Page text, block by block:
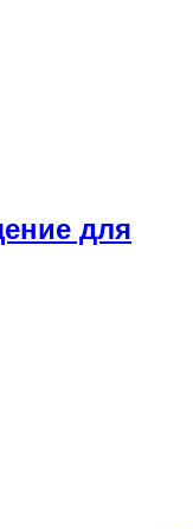
для